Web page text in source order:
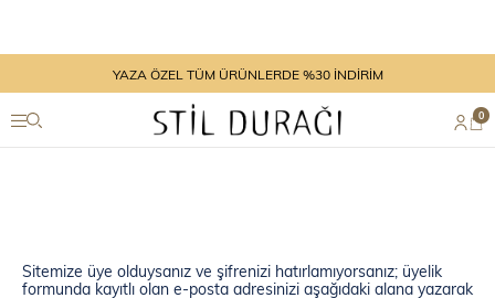
YAZA ÖZEL TÜM ÜRÜNLERDE %30 İNDİRİM
0
Sitemize üye olduysanız ve şifrenizi hatırlamıyorsanız; üyelik
formunda kayıtlı olan e-posta adresinizi aşağıdaki alana yazarak